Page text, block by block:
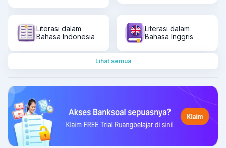
Literasi dalam
Bahasa Indonesia
Literasi dalam
Bahasa Inggris
Penalaran
Matematika Fisika
Lihat semua